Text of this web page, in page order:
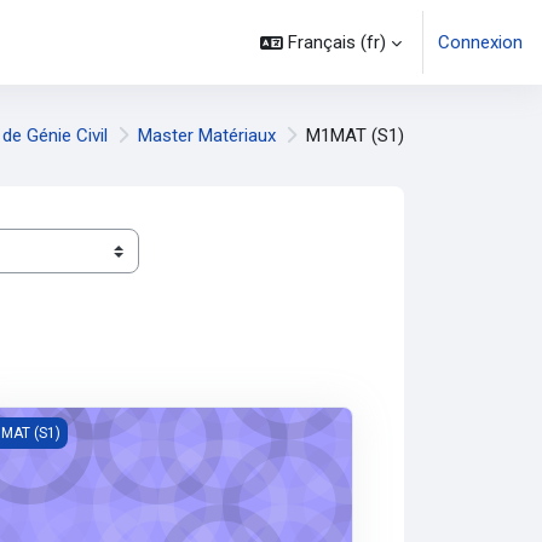
Français ‎(fr)‎ Connexion
Génie Civil Master Matériaux M1MAT (S1)
technique et terminologie
(S1)